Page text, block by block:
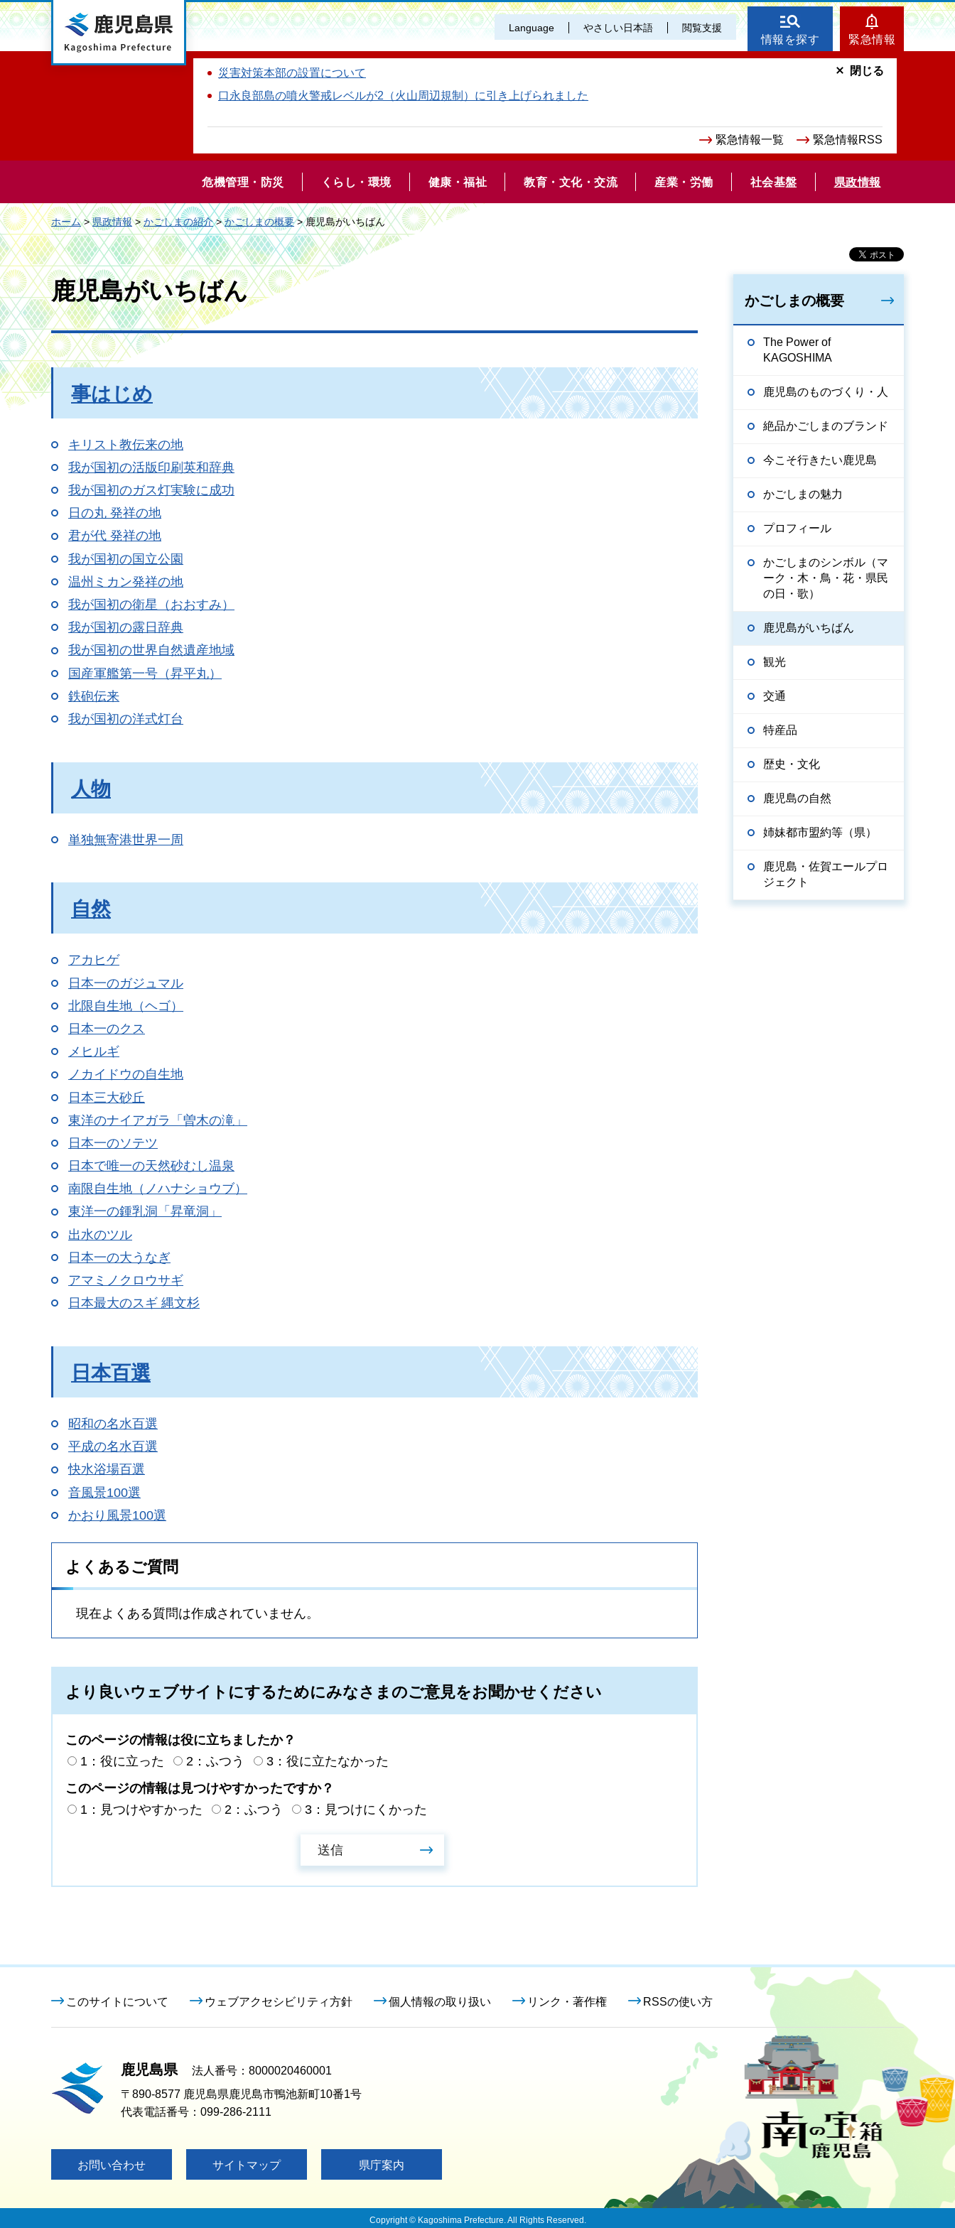
鹿児島県 Language やさしい日本語 閲覧支援
情報を探す 緊急情報
災害対策本部の設置について
口永良部島の噴火警戒レベルが2（火山周辺規制）に引き上げられました
緊急情報一覧 緊急情報RSS
閉じる
危機管理・防災 くらし・環境 健康・福祉 教育・文化・交流 産業・労働 社会基盤 県政情報
ホーム>県政情報>かごしまの紹介>かごしまの概要> 鹿児島がいちばん
鹿児島がいちばん
事はじめ
キリスト教伝来の地
我が国初の活版印刷英和辞典
我が国初のガス灯実験に成功
日の丸 発祥の地
君が代 発祥の地
我が国初の国立公園
温州ミカン発祥の地
我が国初の衛星（おおすみ）
我が国初の露日辞典
我が国初の世界自然遺産地域
国産軍艦第一号（昇平丸）
鉄砲伝来
我が国初の洋式灯台
人物
単独無寄港世界一周
自然
アカヒゲ
日本一のガジュマル
北限自生地（ヘゴ）
日本一のクス
メヒルギ
ノカイドウの自生地
日本三大砂丘
東洋のナイアガラ「曽木の滝」
日本一のソテツ
日本で唯一の天然砂むし温泉
南限自生地（ノハナショウブ）
東洋一の鍾乳洞「昇竜洞」
出水のツル
日本一の大うなぎ
アマミノクロウサギ
日本最大のスギ 縄文杉
日本百選
昭和の名水百選
平成の名水百選
快水浴場百選
音風景100選
かおり風景100選
よくあるご質問
現在よくある質問は作成されていません。
より良いウェブサイトにするためにみなさまのご意見をお聞かせください
このページの情報は役に立ちましたか？
1：役に立った
2：ふつう
3：役に立たなかった
このページの情報は見つけやすかったですか？
1：見つけやすかった
2：ふつう 3：見つけにくかった
かごしまの概要
The Power of
KAGOSHIMA
鹿児島のものづくり・人
絶品かごしまのブランド
今こそ行きたい鹿児島
かごしまの魅力
プロフィール
かごしまのシンボル（マ
ーク・木・鳥・花・県民
の日・歌）
鹿児島がいちばん
観光
交通
特産品
歴史・文化
鹿児島の自然
姉妹都市盟約等（県）
鹿児島・佐賀エールプロ
ジェクト
このサイトについて ウェブアクセシビリティ方針 個人情報の取り扱い リンク・著作権 RSSの使い方
鹿児島県
法人番号：8000020460001
〒890-8577 鹿児島県鹿児島市鴨池新町10番1号
代表電話番号：099-286-2111
お問い合わせ サイトマップ 県庁案内
Copyright © Kagoshima Prefecture. All Rights Reserved.